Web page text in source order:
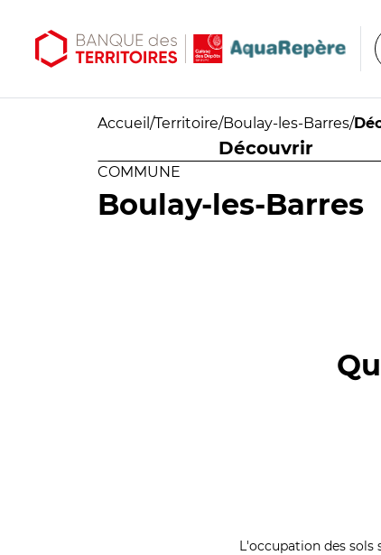
Accueil /Territoire/Boulay-les-Barres/
Découvrir
COMMUNE
Boulay-les-Barres
L'occupation des sols